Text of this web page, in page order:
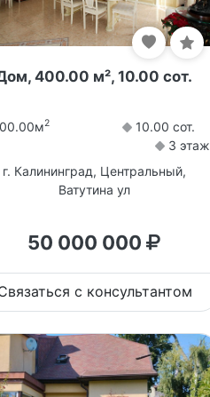
400.00 м², 10.00 сот.
2
10.00 сот.
3 этаж
г. Калининград, Центральный,
Ватутина ул
50 000 000
с консультантом